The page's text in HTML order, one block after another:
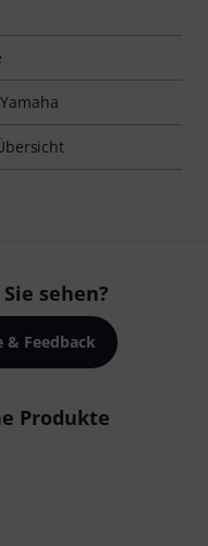
sehen?
& Feedback
Produkte